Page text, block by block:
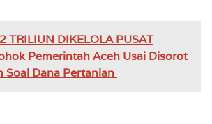
TRILIUN DIKELOLA PUSAT
Pemerintah Aceh Usai Disorot
Soal Dana Pertanian